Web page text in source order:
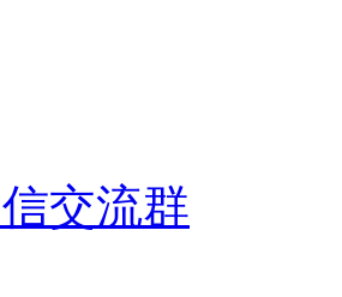
交流群